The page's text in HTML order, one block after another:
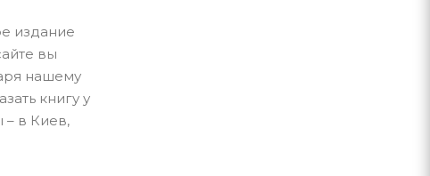
издание
вы
нашему
книгу у
– в Киев,